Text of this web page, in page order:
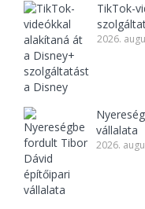
TikTok-
2026.
vállalata
2026.